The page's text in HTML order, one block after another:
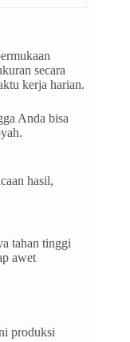
secara
kerja harian.
Anda bisa
hasil,
tahan tinggi
awet
produksi